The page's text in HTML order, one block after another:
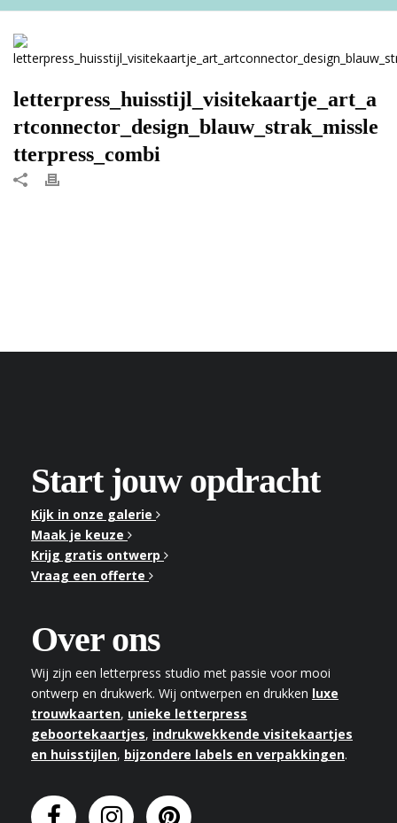
letterpress_huisstijl_visitekaartje_art_a
rtconnector_design_blauw_strak_missle
tterpress_combi
Start jouw opdracht
Kijk in onze galerie
Maak je keuze
Krijg gratis ontwerp
Vraag een offerte
Over ons
Wij zijn een letterpress studio met passie voor mooi
ontwerp en drukwerk. Wij ontwerpen en drukken luxe
trouwkaarten, unieke letterpress
geboortekaartjes, indrukwekkende visitekaartjes
en huisstijlen, bijzondere labels en verpakkingen.